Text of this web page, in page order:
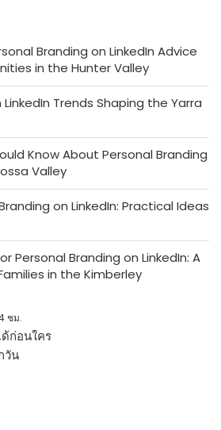
Branding on LinkedIn Advice
in the Hunter Valley
Trends Shaping the Yarra
Know About Personal Branding
Valley
on LinkedIn: Practical Ideas
Personal Branding on LinkedIn: A
in the Kimberley
ชม.
ก่อนใคร
วัน